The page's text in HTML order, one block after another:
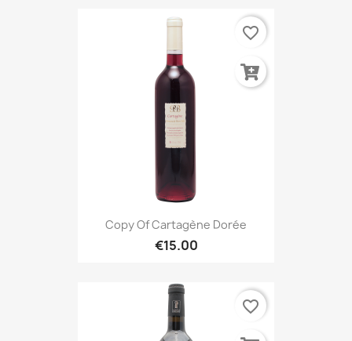
Copy Of Cartagène Dorée
€15.00
favorite_border
favorite_border